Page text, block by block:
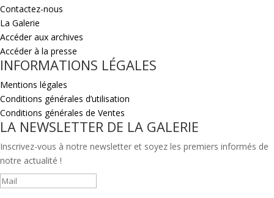
Contactez-nous
La Galerie
Accéder aux archives
Accéder à la presse
INFORMATIONS LÉGALES
Mentions légales
Conditions générales d’utilisation
Conditions générales de Ventes
LA NEWSLETTER DE LA GALERIE
Inscrivez-vous à notre newsletter et soyez les premiers informés de
notre actualité !